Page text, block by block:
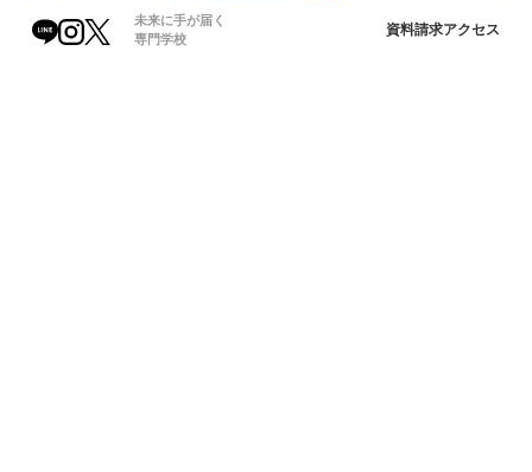
未来に手が届く
専門学校
資料請求アクセス